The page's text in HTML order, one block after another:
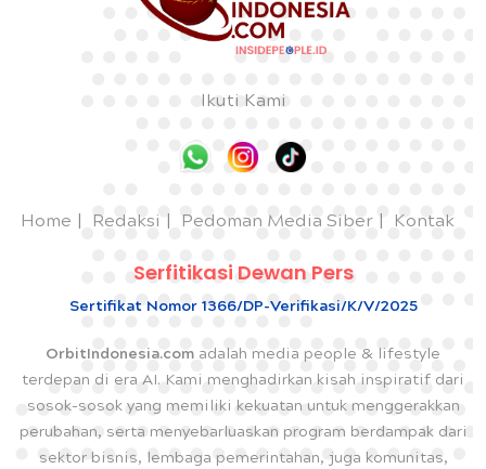
Ikuti Kami
Home Redaksi Pedoman Media Siber Kontak
Serfitikasi Dewan Pers
Sertifikat Nomor 1366/DP-Verifikasi/K/V/2025
OrbitIndonesia.com adalah media people & lifestyle
terdepan di era AI. Kami menghadirkan kisah inspiratif dari
sosok-sosok yang memiliki kekuatan untuk menggerakkan
perubahan, serta menyebarluaskan program berdampak dari
sektor bisnis, lembaga pemerintahan, juga komunitas,